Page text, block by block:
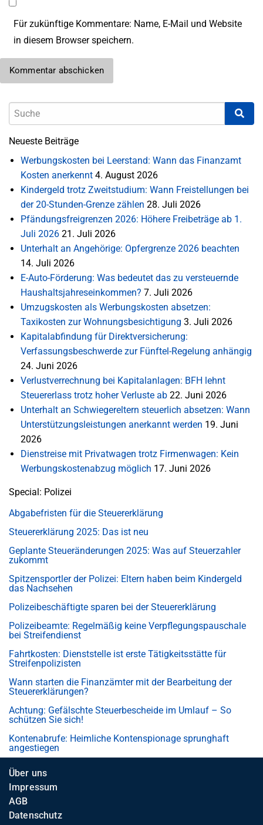
Für zukünftige Kommentare: Name, E-Mail und Website
in diesem Browser speichern.
Neueste Beiträge
Werbungskosten bei Leerstand: Wann das Finanzamt
Kosten anerkennt 4. August 2026
Kindergeld trotz Zweitstudium: Wann Freistellungen bei
der 20-Stunden-Grenze zählen 28. Juli 2026
Pfändungsfreigrenzen 2026: Höhere Freibeträge ab 1.
Juli 2026 21. Juli 2026
Unterhalt an Angehörige: Opfergrenze 2026 beachten
14. Juli 2026
E-Auto-Förderung: Was bedeutet das zu versteuernde
Haushaltsjahreseinkommen? 7. Juli 2026
Umzugskosten als Werbungskosten absetzen:
Taxikosten zur Wohnungsbesichtigung 3. Juli 2026
Kapitalabfindung für Direktversicherung:
Verfassungsbeschwerde zur Fünftel-Regelung anhängig
24. Juni 2026
Verlustverrechnung bei Kapitalanlagen: BFH lehnt
Steuererlass trotz hoher Verluste ab 22. Juni 2026
Unterhalt an Schwiegereltern steuerlich absetzen: Wann
Unterstützungsleistungen anerkannt werden 19. Juni
2026
Dienstreise mit Privatwagen trotz Firmenwagen: Kein
Werbungskostenabzug möglich 17. Juni 2026
Special: Polizei
Abgabefristen für die Steuererklärung
Steuererklärung 2025: Das ist neu
Geplante Steueränderungen 2025: Was auf Steuerzahler
zukommt
Spitzensportler der Polizei: Eltern haben beim Kindergeld
das Nachsehen
Polizeibeschäftigte sparen bei der Steuererklärung
Polizeibeamte: Regelmäßig keine Verpflegungspauschale
bei Streifendienst
Fahrtkosten: Dienststelle ist erste Tätigkeitsstätte für
Streifenpolizisten
Wann starten die Finanzämter mit der Bearbeitung der
Steuererklärungen?
Achtung: Gefälschte Steuerbescheide im Umlauf – So
schützen Sie sich!
Kontenabrufe: Heimliche Kontenspionage sprunghaft
angestiegen
Über uns
Impressum
AGB
Datenschutz